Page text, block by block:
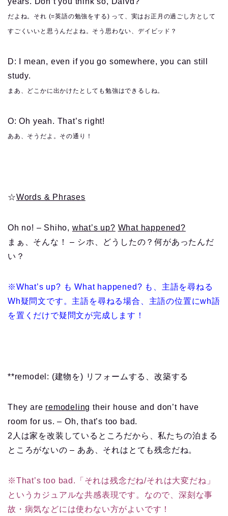
だよね。それ (=英語の勉強をする) って、実はお正月の過ごし方として
すごくいいと思うんだよね。そう思わない、デイビッド？
D: I mean, even if you go somewhere, you can still
study.
まあ、どこかに出かけたとしても勉強はできるしね。
O: Oh yeah. That’s right!
ああ、そうだよ。その通り！
☆Words & Phrases
Oh no! – Shiho, what’s up? What happened?
まぁ、そんな！ – シホ、どうしたの？何があったんだ
い？
※What’s up? も What happened? も、主語を尋ねる
Wh疑問文です。主語を尋ねる場合、主語の位置にwh語
を置くだけで疑問文が完成します！
**remodel: (建物を) リフォームする、改築する
They are remodeling their house and don’t have
room for us. – Oh, that’s too bad.
2人は家を改装しているところだから、私たちの泊まる
ところがないの – ああ、それはとても残念だね。
※That’s too bad.「それは残念だね/それは大変だね」
というカジュアルな共感表現です。なので、深刻な事
故・病気などには使わない方がよいです！